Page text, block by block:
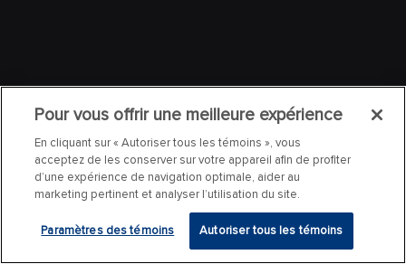
Pour vous offrir une meilleure expérience
En cliquant sur « Autoriser tous les témoins », vous
acceptez de les conserver sur votre appareil afin de profiter
d’une expérience de navigation optimale, aider au
marketing pertinent et analyser l’utilisation du site.
Paramètres des témoins Autoriser tous les témoins